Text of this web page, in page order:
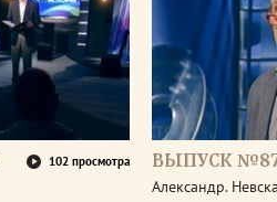
102 просмотра ВЫПУСК
Александр.